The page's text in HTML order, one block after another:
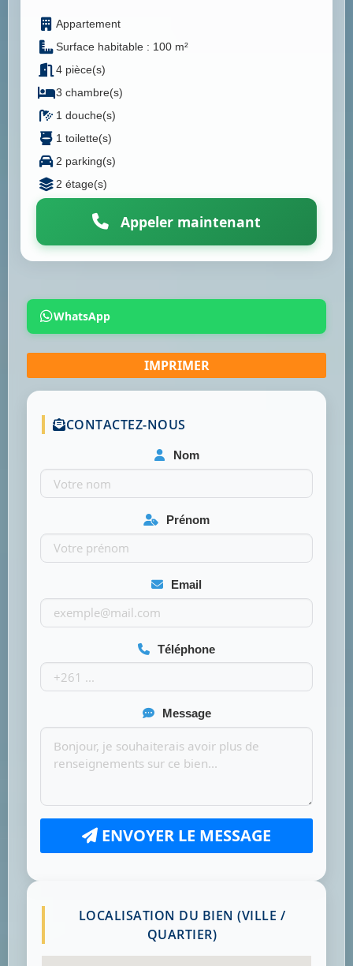
Appartement
Surface habitable : 100 m²
4 pièce(s)
3 chambre(s)
1 douche(s)
1 toilette(s)
2 parking(s)
2 étage(s)
Appeler maintenant
WhatsApp
CONTACTEZ-NOUS
Nom
Prénom
Email
Téléphone
Message
ENVOYER LE MESSAGE
LOCALISATION DU BIEN (VILLE /
QUARTIER)